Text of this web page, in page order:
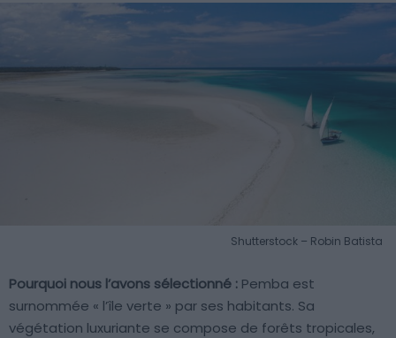
Shutterstock – Robin Batista
Pourquoi nous l’avons sélectionné : Pemba est
surnommée « l’île verte » par ses habitants. Sa
végétation luxuriante se compose de forêts tropicales,